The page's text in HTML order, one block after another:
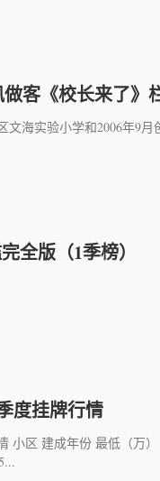
客《校长来了》
海实验小学和2006年9
全版（1季榜）
度挂牌行情
小区 建成年份 最低（万